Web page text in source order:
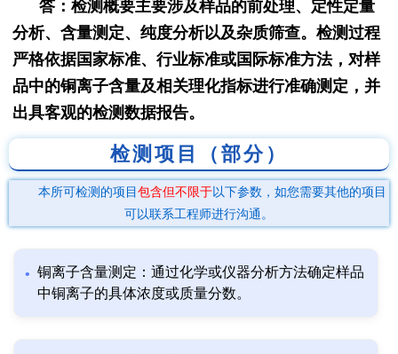
答：检测概要主要涉及样品的前处理、定性定量
分析、含量测定、纯度分析以及杂质筛查。检测过程
严格依据国家标准、行业标准或国际标准方法，对样
品中的铜离子含量及相关理化指标进行准确测定，并
出具客观的检测数据报告。
检测项目（部分）
本所可检测的项目 包含但不限于以下参数，如您需要其他的项目
可以联系工程师进行沟通。
铜离子含量测定：通过化学或仪器分析方法确定样品
中铜离子的具体浓度或质量分数。